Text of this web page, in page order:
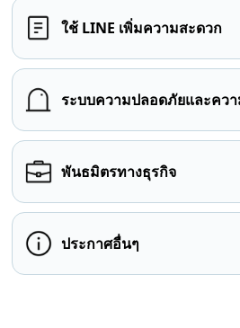
ใช้ LINE เพิ่มความสะดวก
ระบบความปลอดภัยและคว
พันธมิตรทางธุรกิจ
ประกาศอื่นๆ